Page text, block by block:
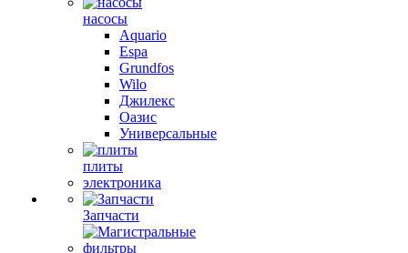
насосы
Aquario
Espa
Grundfos
Wilo
Джилекс
Оазис
Универсальные
плиты
электроника
Запчасти